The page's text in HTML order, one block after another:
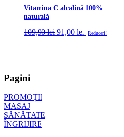
Vitamina C alcalină 100%
naturală
109,90lei Prețul
91,00 lei Prețul
Reduceri!
Pagini
PROMOȚII
MASAJ
SĂNĂTATE
ÎNGRIJIRE